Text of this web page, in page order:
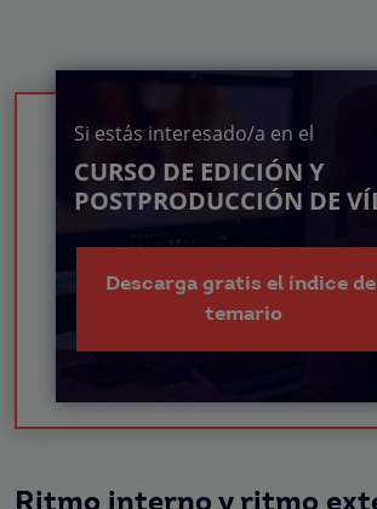
Si estás interesado/a en el
CURSO DE EDICIÓN Y
POSTPRODUCCIÓN DE
Descarga gratis el índice
temario